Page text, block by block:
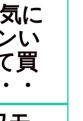
に
い
買
・